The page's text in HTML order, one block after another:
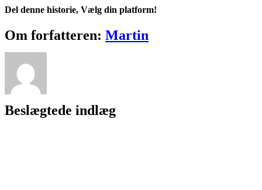
Del denne historie, Vælg din platform!
Facebook
X
Reddit
LinkedIn
WhatsApp
Tumblr
Pinterest
Vk
Xing
E-
mail
Om forfatteren: Martin
Beslægtede indlæg